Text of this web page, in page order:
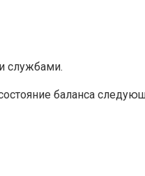
службами.
баланса